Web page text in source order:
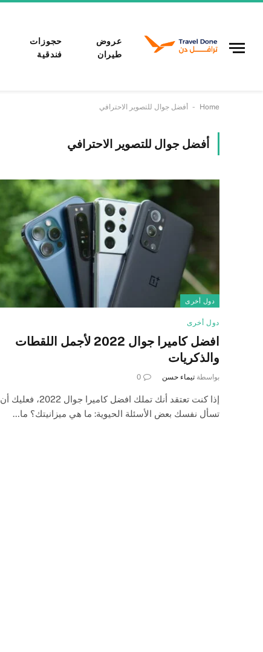
عروض
طيران
حجوزات
فندقية
Home
- أفضل جوال للتصوير الاحترافي
أفضل جوال للتصوير الاحترافي
دول أخرى
دول أخرى
افضل كاميرا جوال 2022 لأجمل اللقطات
والذكريات
بواسطة تيماء حسن 0
إذا كنت تعتقد أنك تملك افضل كاميرا جوال 2022، فعليك أن
تسأل نفسك بعض الأسئلة الحيوية: ما هي ميزانيتك؟ ما…